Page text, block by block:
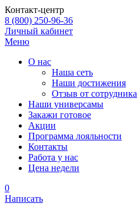
Контакт-центр
8 (800) 250-96-36
Личный кабинет
Меню
О нас
Наша сеть
Наши достижения
Отзыв от сотрудника
Наши универсамы
Закажи готовое
Акции
Программа лояльности
Контакты
Работа у нас
Цена недели
0
Написать